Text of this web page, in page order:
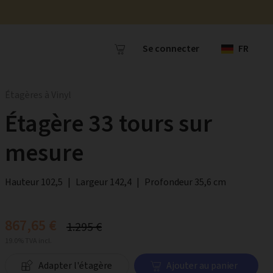
Se connecter FR
Étagère 33 tours sur
mesure
Hauteur 102,5 | Largeur 142,4 | Profondeur 35,6 cm
867,65 € 1.295 €
Adapter l'étagère Ajouter au panier